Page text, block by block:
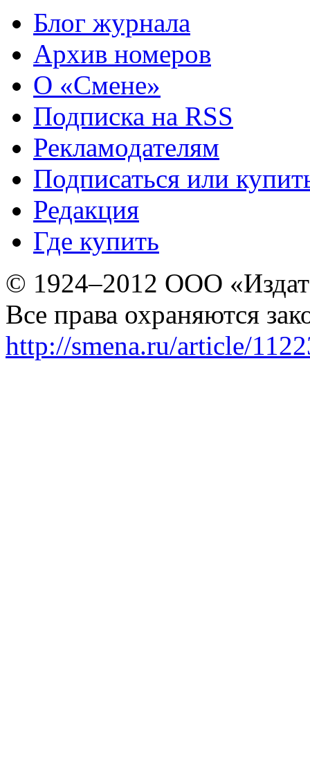
Блог журнала
Архив номеров
О «Смене»
Подписка на RSS
Рекламодателям
Подписаться или
Редакция
Где купить
© 1924–2012 ООО
Все права охраняются
http://smena.ru/article/